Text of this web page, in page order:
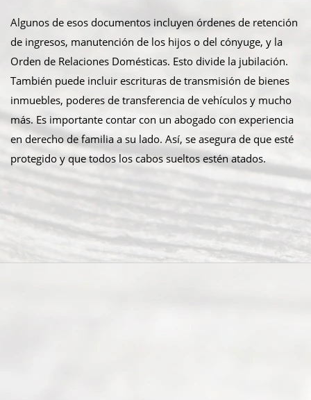
Algunos de esos documentos incluyen órdenes de retención
de ingresos, manutención de los hijos o del cónyuge, y la
Orden de Relaciones Domésticas. Esto divide la jubilación.
También puede incluir escrituras de transmisión de bienes
inmuebles, poderes de transferencia de vehículos y mucho
más. Es importante contar con un abogado con experiencia
en derecho de familia a su lado. Así, se asegura de que esté
protegido y que todos los cabos sueltos estén atados.